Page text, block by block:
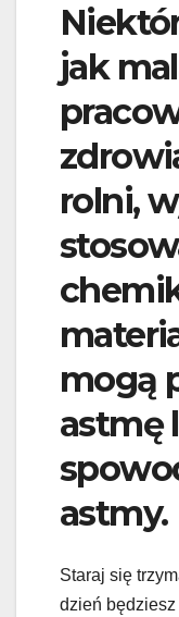
jak
rolni,
mogą
astmę
astmy.
Staraj się
dzień